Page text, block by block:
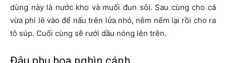
dùng này là nước kho và muối đun sôi. Sau cùng cho cá
vừa phi lê vào để nấu trên lửa nhỏ, nêm nếm lại rồi cho ra
tô súp. Cuối cùng sẽ rưới dầu nóng lên trên.